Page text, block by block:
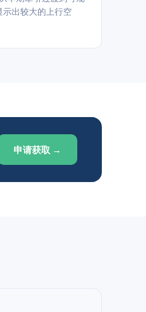
出较大的上行空
申请获取 →